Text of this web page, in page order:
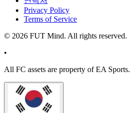
Privacy Policy
Terms of Service
© 2026 FUT Mind. All rights reserved.
•
All FC assets are property of EA Sports.